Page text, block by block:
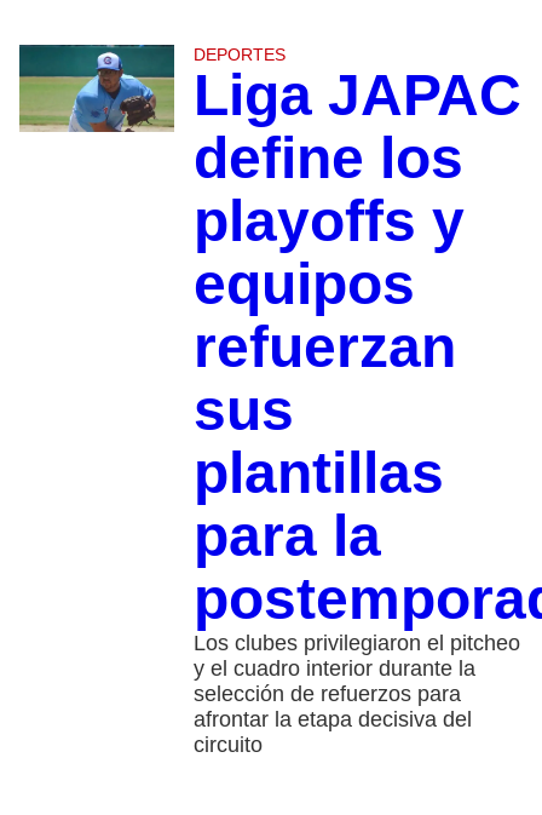
DEPORTES
Liga JAPAC
define los
playoffs y
equipos
refuerzan
sus
plantillas
para la
Los clubes privilegiaron el pitcheo
y el cuadro interior durante la
selección de refuerzos para
afrontar la etapa decisiva del
circuito